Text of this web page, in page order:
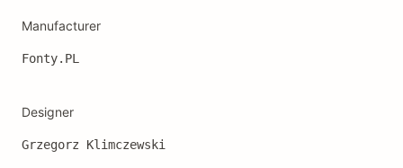
Manufacturer
Fonty.PL
Designer
Grzegorz Klimczewski